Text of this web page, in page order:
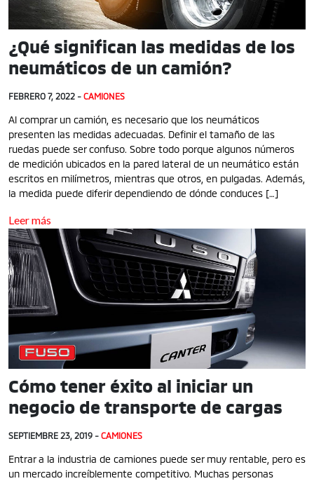
¿Qué significan las medidas de los
neumáticos de un camión?
FEBRERO 7, 2022 - CAMIONES
Al comprar un camión, es necesario que los neumáticos
presenten las medidas adecuadas. Definir el tamaño de las
ruedas puede ser confuso. Sobre todo porque algunos números
de medición ubicados en la pared lateral de un neumático están
escritos en milímetros, mientras que otros, en pulgadas. Además,
la medida puede diferir dependiendo de dónde conduces […]
Leer más
Cómo tener éxito al iniciar un
negocio de transporte de cargas
SEPTIEMBRE 23, 2019 - CAMIONES
Entrar a la industria de camiones puede ser muy rentable, pero es
un mercado increíblemente competitivo. Muchas personas